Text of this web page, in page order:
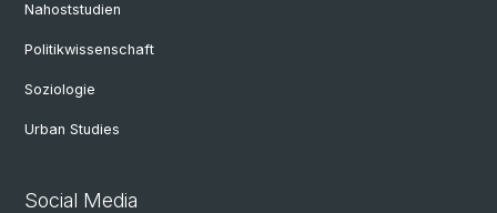
Nahoststudien
Politikwissenschaft
Soziologie
Urban Studies
Social Media